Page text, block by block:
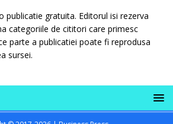
publicatie gratuita. Editorul isi rezerva
categoriile de cititori care primesc
parte a publicatiei poate fi reprodusa
sursei.